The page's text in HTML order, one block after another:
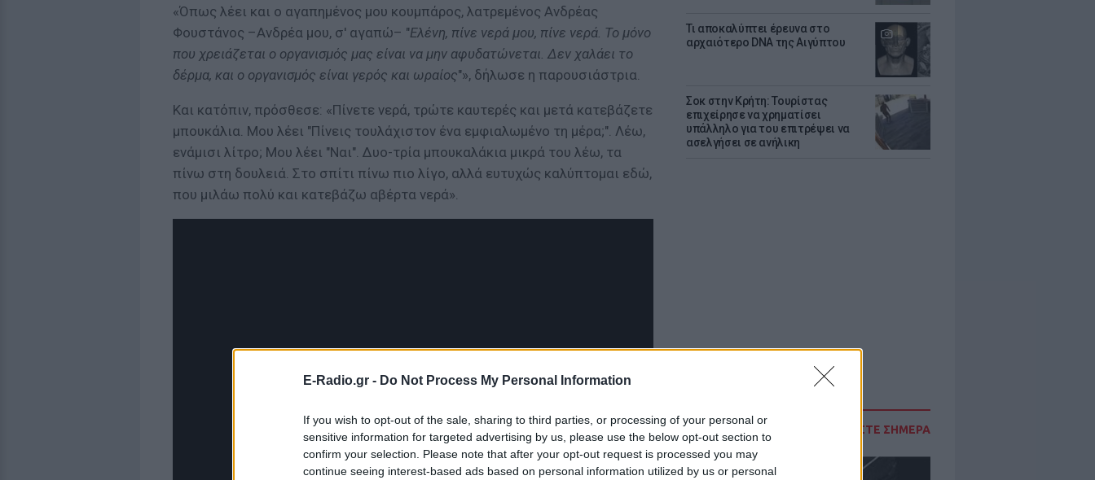
E-Radio.gr - Do Not Process My Personal Information
If you wish to opt-out of the sale, sharing to third parties, or processing of your personal or
sensitive information for targeted advertising by us, please use the below opt-out section to
confirm your selection. Please note that after your opt-out request is processed you may
continue seeing interest-based ads based on personal information utilized by us or personal
Τι αποκαλύπτει έρευνα στο
αρχαιότερο DNA της Αιγύπτου
Σοκ στην Κρήτη: Τουρίστας
επιχείρησε να χρηματίσει
υπάλληλο για του επιτρέψει να
ασελγήσει σε ανήλικη
ΔΙΑΒΑΣΤΕ ΣΗΜΕΡΑ
«Όπως λέει και ο αγαπημένος μου κουμπάρος, λατρεμένος Ανδρέας
Φουστάνος –Ανδρέα μου, σ' αγαπώ– "Ελένη, πίνε νερά μου, πίνε νερά. Το μόνο
που χρειάζεται ο οργανισμός μας είναι να μην αφυδατώνεται. Δεν χαλάει το
δέρμα, και ο οργανισμός είναι γερός και ωραίος"», δήλωσε η παρουσιάστρια.
Και κατόπιν, πρόσθεσε: «Πίνετε νερά, τρώτε καυτερές και μετά κατεβάζετε
μπουκάλια. Μου λέει "Πίνεις τουλάχιστον ένα εμφιαλωμένο τη μέρα;". Λέω,
ενάμισι λίτρο; Μου λέει "Ναι". Δυο-τρία μπουκαλάκια μικρά του λέω, τα
πίνω στη δουλειά. Στο σπίτι πίνω πιο λίγο, αλλά ευτυχώς καλύπτομαι εδώ,
που μιλάω πολύ και κατεβάζω αβέρτα νερά».